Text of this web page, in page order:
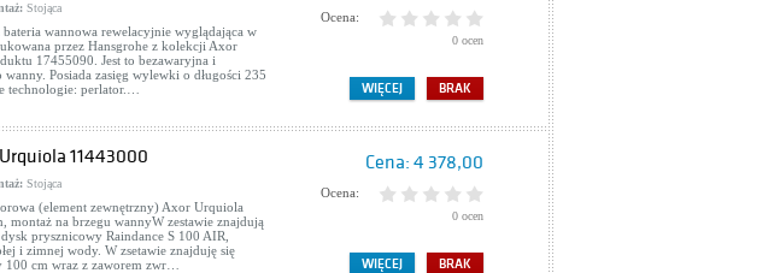
Stojąca
wannowa rewelacyjnie wyglądająca w
przez Hansgrohe z kolekcji Axor
17455090. Jest to bezawaryjna i
Posiada zasięg wylewki o długości 235
technologie: perlator.…
Ocena:
0 ocen
BRAK
WIĘCEJ
11443000
Stojąca
(element zewnętrzny) Axor Urquiola
montaż na brzegu wannyW zestawie znajdują
prysznicowy Raindance S 100 AIR,
i zimnej wody. W zsetawie znajduję się
cm wraz z zaworem zwr…
Cena: 4 378,00
Ocena:
0 ocen
BRAK
WIĘCEJ